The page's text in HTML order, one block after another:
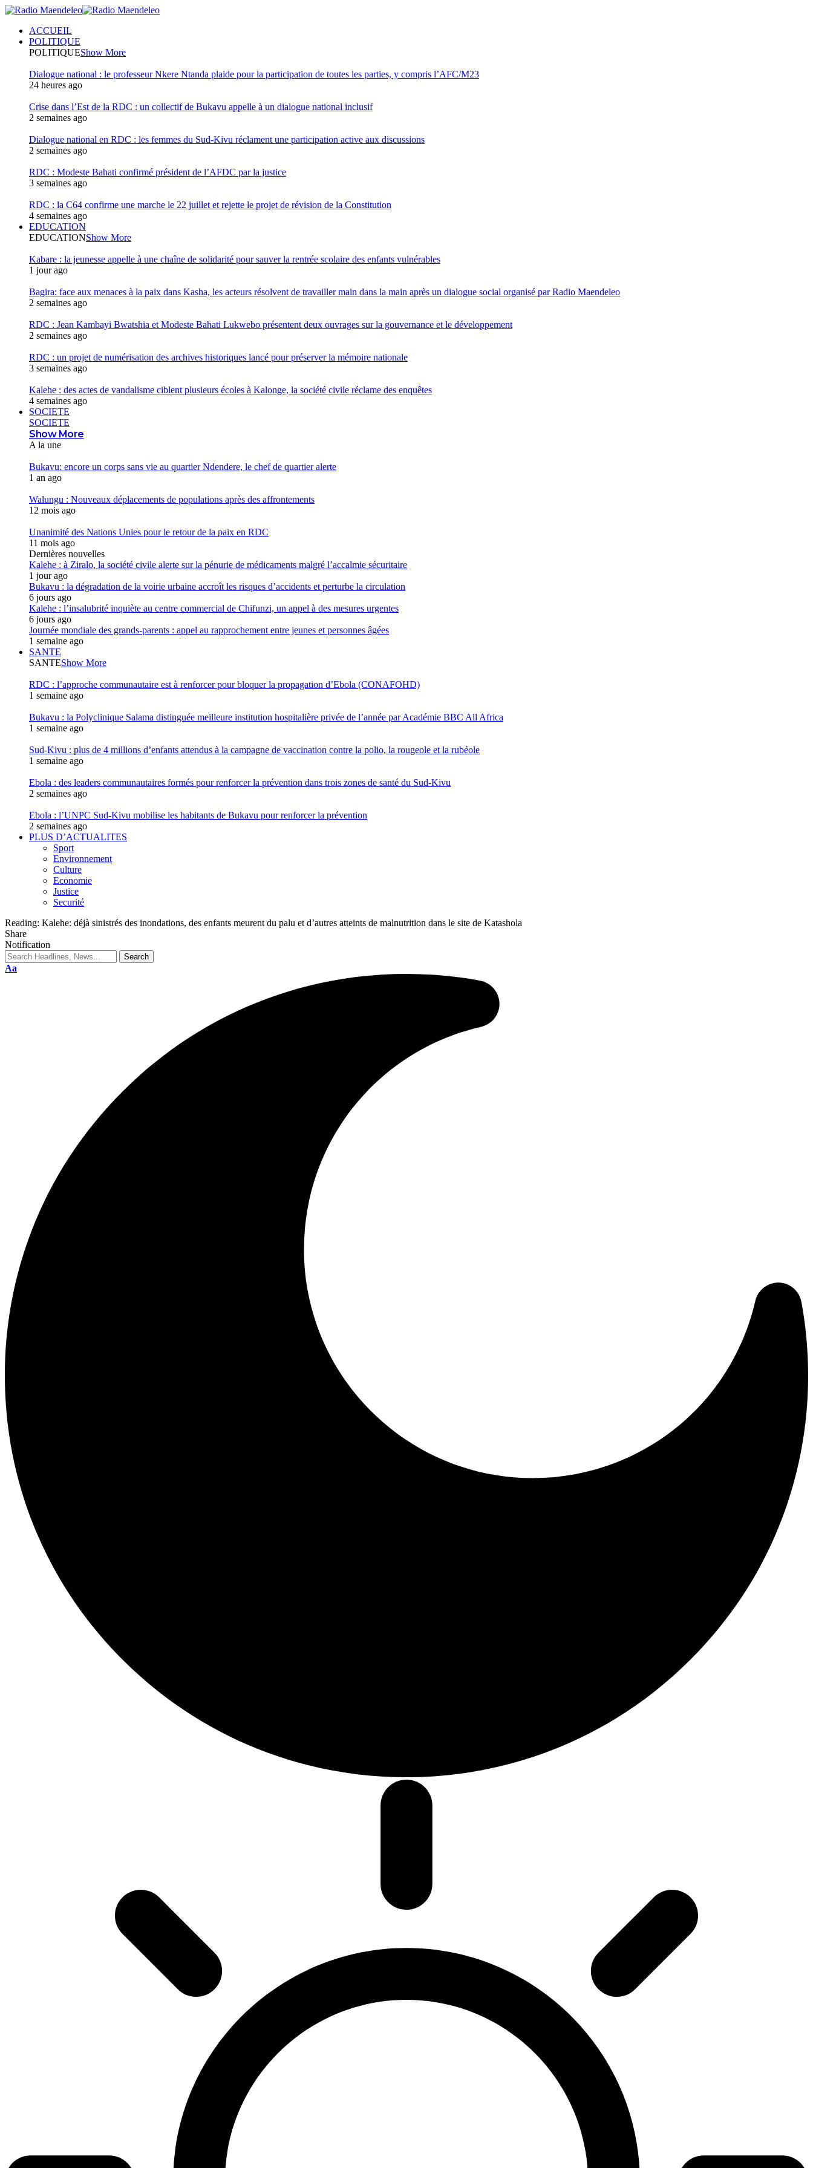
ACCUEIL
POLITIQUE
POLITIQUEShow More
Dialogue national : le professeur Nkere Ntanda plaide pour la participation de toutes les parties, y compris l’AFC/M23
24 heures ago
Crise dans l’Est de la RDC : un collectif de Bukavu appelle à un dialogue national inclusif
2 semaines ago
Dialogue national en RDC : les femmes du Sud-Kivu réclament une participation active aux discussions
2 semaines ago
RDC : Modeste Bahati confirmé président de l’AFDC par la justice
3 semaines ago
RDC : la C64 confirme une marche le 22 juillet et rejette le projet de révision de la Constitution
4 semaines ago
EDUCATION
EDUCATIONShow More
Kabare : la jeunesse appelle à une chaîne de solidarité pour sauver la rentrée scolaire des enfants vulnérables
1 jour ago
Bagira: face aux menaces à la paix dans Kasha, les acteurs résolvent de travailler main dans la main après un dialogue social organisé par Radio Maendeleo
2 semaines ago
RDC : Jean Kambayi Bwatshia et Modeste Bahati Lukwebo présentent deux ouvrages sur la gouvernance et le développement
2 semaines ago
RDC : un projet de numérisation des archives historiques lancé pour préserver la mémoire nationale
3 semaines ago
Kalehe : des actes de vandalisme ciblent plusieurs écoles à Kalonge, la société civile réclame des enquêtes
4 semaines ago
SOCIETE
SOCIETE
Show More
A la une
Bukavu: encore un corps sans vie au quartier Ndendere, le chef de quartier alerte
1 an ago
Walungu : Nouveaux déplacements de populations après des affrontements
12 mois ago
Unanimité des Nations Unies pour le retour de la paix en RDC
11 mois ago
Dernières nouvelles
Kalehe : à Ziralo, la société civile alerte sur la pénurie de médicaments malgré l’accalmie sécuritaire
1 jour ago
Bukavu : la dégradation de la voirie urbaine accroît les risques d’accidents et perturbe la circulation
6 jours ago
Kalehe : l’insalubrité inquiète au centre commercial de Chifunzi, un appel à des mesures urgentes
6 jours ago
Journée mondiale des grands-parents : appel au rapprochement entre jeunes et personnes âgées
1 semaine ago
SANTE
SANTEShow More
RDC : l’approche communautaire est à renforcer pour bloquer la propagation d’Ebola (CONAFOHD)
1 semaine ago
Bukavu : la Polyclinique Salama distinguée meilleure institution hospitalière privée de l’année par Académie BBC All Africa
1 semaine ago
Sud-Kivu : plus de 4 millions d’enfants attendus à la campagne de vaccination contre la polio, la rougeole et la rubéole
1 semaine ago
Ebola : des leaders communautaires formés pour renforcer la prévention dans trois zones de santé du Sud-Kivu
2 semaines ago
Ebola : l’UNPC Sud-Kivu mobilise les habitants de Bukavu pour renforcer la prévention
2 semaines ago
PLUS D’ACTUALITES
Sport
Environnement
Culture
Economie
Justice
Securité
Reading: Kalehe: déjà sinistrés des inondations, des enfants meurent du palu et d’autres atteints de malnutrition dans le site de Katashola
Share
Notification
Aa